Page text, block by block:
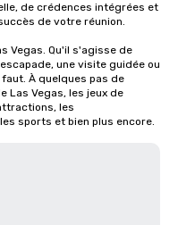
de crédences intégrées et
de votre réunion.
Vegas. Qu'il s'agisse de
une visite guidée ou
À quelques pas de
Las Vegas, les jeux de
les
sports et bien plus encore.